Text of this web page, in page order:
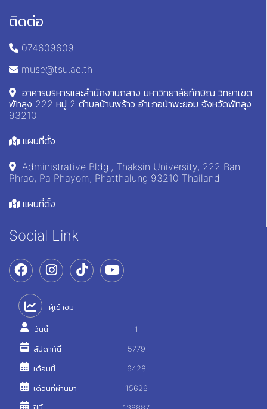
ติดต่อ
074609609
muse@tsu.ac.th
อาคารบริหารและสำนักงานกลาง มหาวิทยาลัยทักษิณ วิทยาเขต
พัทลุง 222 หมู่ 2 ตำบลบ้านพร้าว อำเภอป่าพะยอม จังหวัดพัทลุง
93210
แผนที่ตั้ง
Administrative Bldg., Thaksin University, 222 Ban
Phrao, Pa Phayom, Phatthalung 93210 Thailand
แผนที่ตั้ง
Social Link
ผู้เข้าชม
วันนี้ 1
สัปดาห์นี้ 5779
เดือนนี้ 6428
เดือนที่ผ่านมา 15626